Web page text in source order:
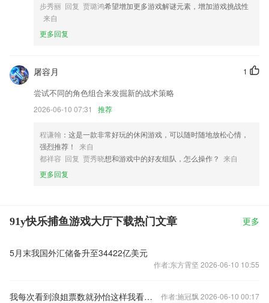
步秀丽 回复 贾璐鸿希望增加更多游戏解谜元素，增加游戏挑战性
来自
更多回复
1
屠容月
尝试不同的角色组合来发掘新的战术策略
2026-06-10 07:31 推荐
程谦翰 ：这是一款非常好玩的休闲游戏，可以随时随地放松心情，
强烈推荐！
来自
都祥容 回复 贾秀晓想和游戏中的好友组队，怎么操作？ 来自
更多回复
91y快乐捕鱼游戏大厅下载热门文章 更多
5月末我国外汇储备升至34422亿美元
作者:东方霄坚 2026-06-10 10:55
我每次看到浪姐票数就孙怡这样我看到浪姐票数就孙怡这样 哈哈哈哈姐姐 作者:施冠飘 2026-06-10 00:17